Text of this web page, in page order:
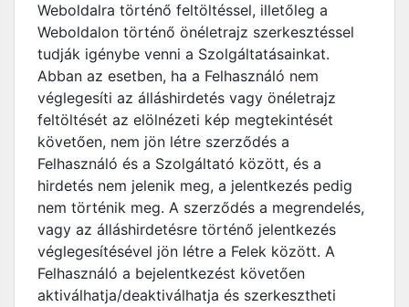
Weboldalra történő feltöltéssel, illetőleg a
Weboldalon történő önéletrajz szerkesztéssel
tudják igénybe venni a Szolgáltatásainkat.
Abban az esetben, ha a Felhasználó nem
véglegesíti az álláshirdetés vagy önéletrajz
feltöltését az elölnézeti kép megtekintését
követően, nem jön létre szerződés a
Felhasználó és a Szolgáltató között, és a
hirdetés nem jelenik meg, a jelentkezés pedig
nem történik meg. A szerződés a megrendelés,
vagy az álláshirdetésre történő jelentkezés
véglegesítésével jön létre a Felek között. A
Felhasználó a bejelentkezést követően
aktiválhatja/deaktiválhatja és szerkesztheti